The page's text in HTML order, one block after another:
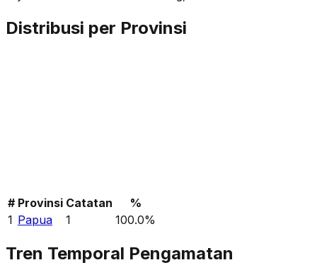
Distribusi per Provinsi
# Provinsi Catatan
%
1 Papua 1 100.0%
Tren Temporal Pengamatan